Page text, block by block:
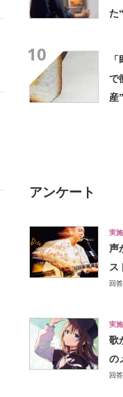
た
10
で
産
アンケート
実
声
ス
回
実
歌
の
回